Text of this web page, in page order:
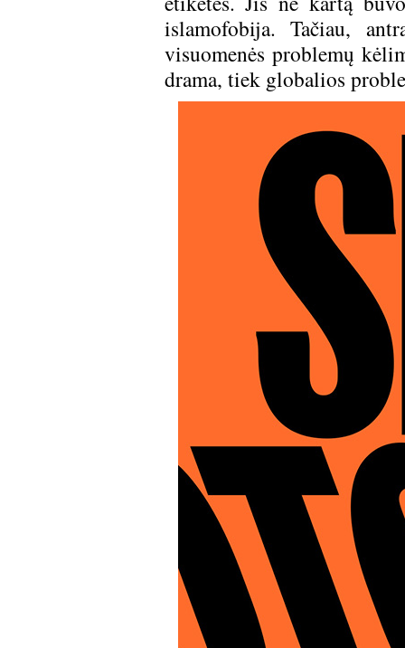
islamofobija. Tačiau,
visuomenės problemų
drama, tiek globalios